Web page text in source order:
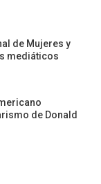
de Mujeres y
mediáticos
de Donald